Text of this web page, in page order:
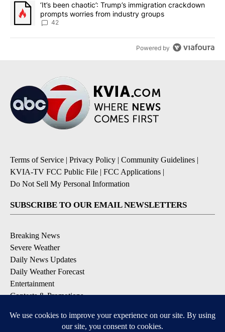
A trending article titled "‘It’s been chaotic’: Trump’s
‘It’s been chaotic’: Trump’s immigration crackdown
prompts worries from industry groups
42
Powered by
Terms of Service | Privacy Policy | Community Guidelines |
KVIA-TV FCC Public File | FCC Applications |
Do Not Sell My Personal Information
SUBSCRIBE TO OUR EMAIL NEWSLETTERS
Breaking News
Severe Weather
Daily News Updates
Daily Weather Forecast
Entertainment
Contests & Promotions
DOWNLOAD OUR APPS